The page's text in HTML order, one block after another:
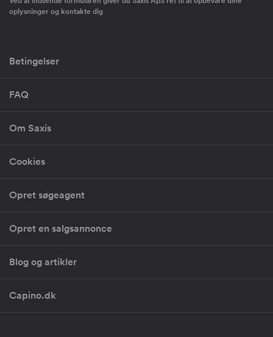
oplysninger og kontakte dig
Betingelser
FAQ
Om Saxis
Cookies
Opret søgeagent
Opret en salgsannonce
Blog og artikler
Capino.dk